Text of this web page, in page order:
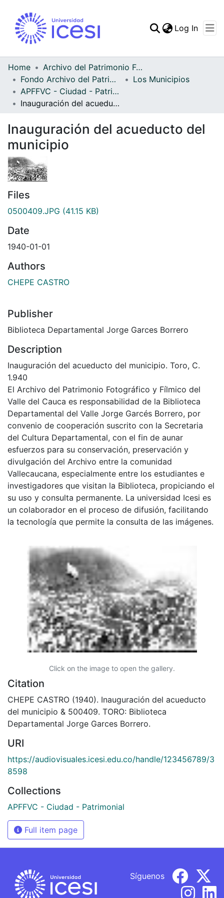
Statistics
Log In
Home
Archivo del Patrimonio Fotográfico y Fílmico del Valle del Cauca
Fondo Archivo del Patrimonio Fotográfico y Fílmico del Valle del Cauca
Los Municipios
APFFVC - Ciudad - Patrimonial
Inauguración del acueducto del municipio
Inauguración del acueducto del
municipio
Files
0500409.JPG (41.15 KB)
Date
1940-01-01
Authors
CHEPE CASTRO
Publisher
Biblioteca Departamental Jorge Garces Borrero
Description
Inauguración del acueducto del municipio. Toro, C.
1.940
El Archivo del Patrimonio Fotográfico y Fílmico del
Valle del Cauca es responsabilidad de la Biblioteca
Departamental del Valle Jorge Garcés Borrero, por
convenio de cooperación suscrito con la Secretaria
del Cultura Departamental, con el fin de aunar
esfuerzos para su conservación, preservación y
divulgación del Archivo entre la comunidad
Vallecaucana, especialmente entre los estudiantes e
investigadores que visitan la Biblioteca, propiciando el
su uso y consulta permanente. La universidad Icesi es
un colaborador en el proceso de difusión, facilitando
la tecnología que permite la consulta de las imágenes.
Click on the image to open the gallery.
Citation
CHEPE CASTRO (1940). Inauguración del acueducto
del municipio & 500409. TORO: Biblioteca
Departamental Jorge Garces Borrero.
URI
https://audiovisuales.icesi.edu.co/handle/123456789/3
8598
Collections
APFFVC - Ciudad - Patrimonial
Full item page
Síguenos